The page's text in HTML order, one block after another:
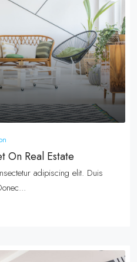
On Real Estate
adipiscing elit. Duis